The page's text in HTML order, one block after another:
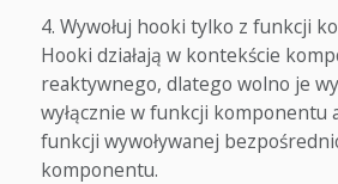
Wywołuj hooki tylko z funkcji
Hooki działają w kontekście
reaktywnego, dlatego wolno je
wyłącznie w funkcji komponentu
funkcji wywoływanej
komponentu.